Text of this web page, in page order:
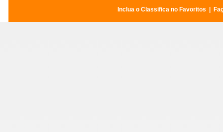
Inclua o Classifica no Favoritos